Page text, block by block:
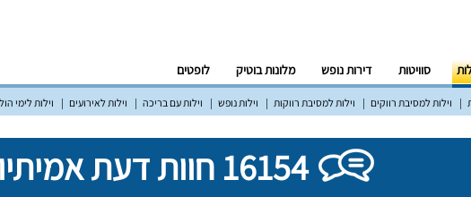
סוויטות דירות נופש מלונות בוטיק לופטים
וילות למסיבת רווקים וילות למסיבת רווקות וילות נופש וילות עם בריכה וילות לאירועים וילות לימי
16154 חוות דעת אמיתיות!